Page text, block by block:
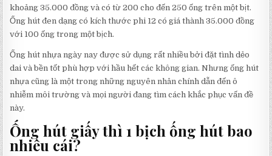
khoảng 35.000 đồng và có từ 200 cho đến 250 ống trên một bịt.
Ống hút đen dạng có kích thước phi 12 có giá thành 35.000 đồng
với 100 ống trong một bịch.
Ống hút nhựa ngày nay được sử dụng rất nhiều bởi đặt tình dẻo
dai và bền tốt phù hợp với hầu hết các không gian. Nhưng ống hút
nhựa cũng là một trong những nguyên nhân chính dẫn đến ô
nhiễm môi trường và mọi người đang tìm cách khắc phục vấn đề
này.
Ống hút giấy thì 1 bịch ống hút bao
nhiêu cái?